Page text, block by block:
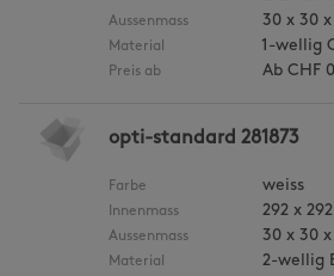
Aussenmass 30 x 30
Material 1-wellig
Preis ab Ab CHF
opti-standard 281873
Farbe weiss
Innenmass 292 x
Aussenmass 30 x 30
Material 2-wellig